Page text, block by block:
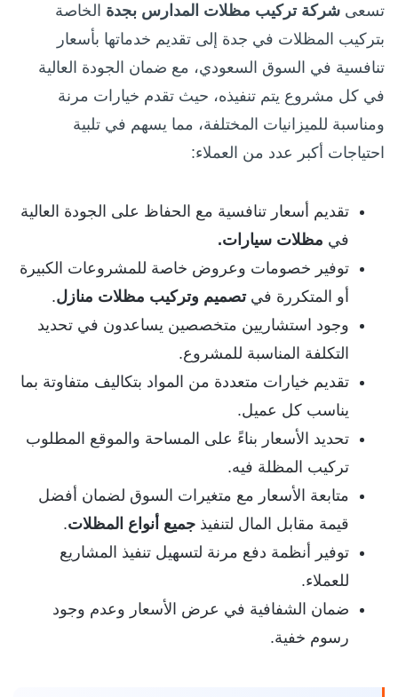
تسعى شركة تركيب مظلات المدارس بجدة الخاصة
بتركيب المظلات في جدة إلى تقديم خدماتها بأسعار
تنافسية في السوق السعودي، مع ضمان الجودة العالية
في كل مشروع يتم تنفيذه، حيث تقدم خيارات مرنة
ومناسبة للميزانيات المختلفة، مما يسهم في تلبية
احتياجات أكبر عدد من العملاء:
تقديم أسعار تنافسية مع الحفاظ على الجودة العالية
في مظلات سيارات.
توفير خصومات وعروض خاصة للمشروعات الكبيرة
أو المتكررة في تصميم وتركيب مظلات منازل.
وجود استشاريين متخصصين يساعدون في تحديد
التكلفة المناسبة للمشروع.
تقديم خيارات متعددة من المواد بتكاليف متفاوتة بما
يناسب كل عميل.
تحديد الأسعار بناءً على المساحة والموقع المطلوب
تركيب المظلة فيه.
متابعة الأسعار مع متغيرات السوق لضمان أفضل
قيمة مقابل المال لتنفيذ جميع أنواع المظلات.
توفير أنظمة دفع مرنة لتسهيل تنفيذ المشاريع
للعملاء.
ضمان الشفافية في عرض الأسعار وعدم وجود
رسوم خفية.